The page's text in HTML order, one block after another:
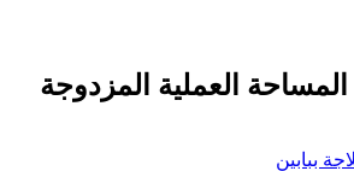
العملية المزدوجة
ببابين